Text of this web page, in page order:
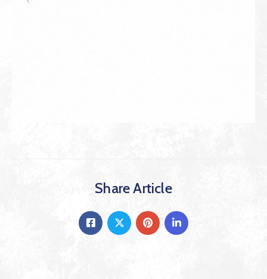
Share Article